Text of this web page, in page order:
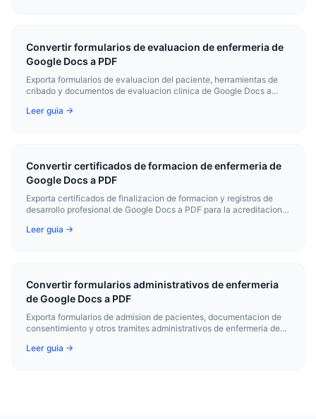
Convertir formularios de evaluacion de enfermeria de
Google Docs a PDF
Exporta formularios de evaluacion del paciente, herramientas de
cribado y documentos de evaluacion clinica de Google Docs a
Leer guia →
Convertir certificados de formacion de enfermeria de
Google Docs a PDF
Exporta certificados de finalizacion de formacion y registros de
desarrollo profesional de Google Docs a PDF para la acreditacion y
Leer guia →
Convertir formularios administrativos de enfermeria
de Google Docs a PDF
Exporta formularios de admision de pacientes, documentacion de
consentimiento y otros tramites administrativos de enfermeria de
Leer guia →